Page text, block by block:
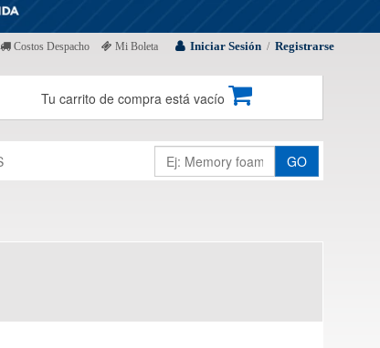
Iniciar Sesión / Registrarse
Costos Despacho Mi Boleta
Tu carrito de compra está vacío
GO